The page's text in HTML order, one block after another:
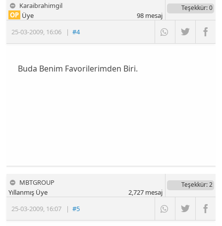
Karaibrahimgil
25-03-2009, 16:06 |#4
OP Üye
Teşekkür: 0
98mesaj
Buda Benim Favorilerimden Biri.
MBTGROUP
25-03-2009, 16:07 |#5
Yıllanmış Üye
Teşekkür: 2
2,727mesaj